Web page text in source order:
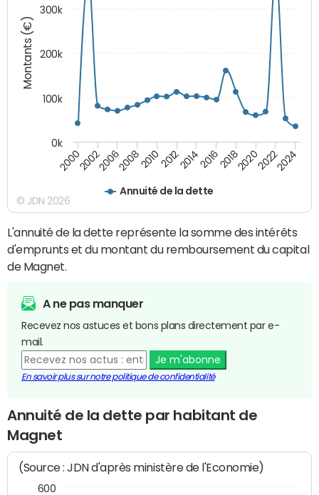
Montants (€)
Annuité de la dette
200020022006200820102012201420162018202020222024
0k
100k
200k
300k
© JDN 2026
L'annuité de la dette représente la somme des intérêts
d'emprunts et du montant du remboursement du capital
de Magnet.
A ne pas manquer
Recevez nos astuces et bons plans directement par e-
mail.
Je m'abonne
En savoir plus sur notre politique de confidentialité
Annuité de la dette par habitant de
Magnet
(Source : JDN d'après ministère de l'Economie)
600